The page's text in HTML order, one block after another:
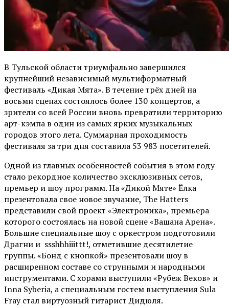
В Тульской области триумфально завершился
крупнейший независимый мультиформатный
фестиваль «Дикая Мята». В течение трёх дней на
восьми сценах состоялось более 130 концертов, а
зрители со всей России вновь превратили территорию
арт-кэмпа в один из самых ярких музыкальных
городов этого лета. Суммарная проходимость
фестиваля за три дня составила 53 983 посетителей.
Одной из главных особенностей события в этом году
стало рекордное количество эксклюзивных сетов,
премьер и шоу программ. На «Дикой Мяте» Ёлка
презентовала свое новое звучание, The Hatters
представили свой проект «Электроника», премьера
которого состоялась на новой сцене «Вашана Арена».
Большие специальные шоу с оркестром подготовили
Драгни и ssshhhiiittt!, отметившие десятилетие
группы. «Бонд с кнопкой» презентовали шоу в
расширенном составе со струнными и народными
инструментами. С хорами выступили «Рубеж Веков» и
Inna Syberia, а специальным гостем выступления Sula
Fray стал виртуозный гитарист Дидюля.